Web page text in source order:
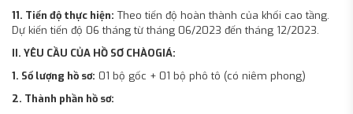
11. Tiến độ thực hiện: Theo tiến độ hoàn thành của khối cao tầng.
Dự kiến tiến độ 06 tháng từ tháng 06/2023 đến tháng 12/2023.
II. YÊU CẦU CỦA HỒ SƠ CHÀOGIÁ:
1. Số lượng hồ sơ: 01 bộ gốc + 01 bộ phô tô (có niêm phong)
2. Thành phần hồ sơ: